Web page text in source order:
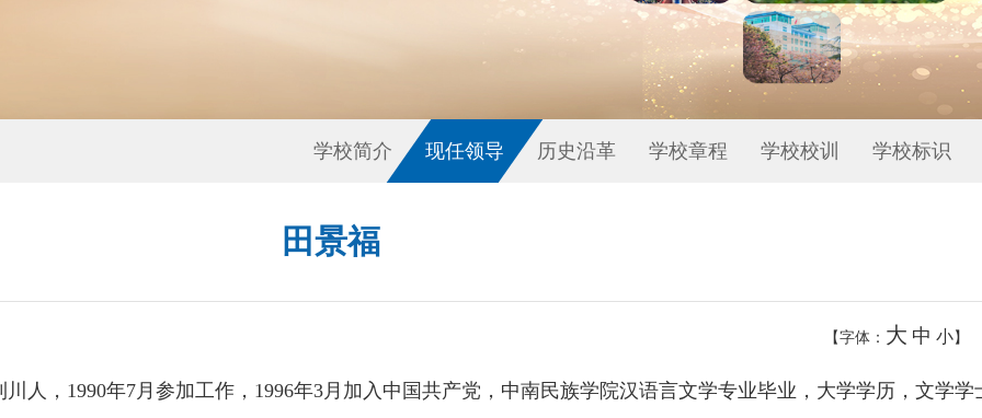
学校简介 现任领导 历史沿革 学校章程 学校校训 学校标识
田景福
【字体： 大 中 小】
人，1990年7月参加工作，1996年3月加入中国共产党，中南民族学院汉语言文学专业毕业，大学学历，文学学